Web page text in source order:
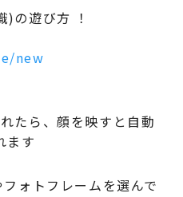
遊び方 ！
new
たら、顔を映すと自動
ます
ォトフレームを選んで